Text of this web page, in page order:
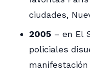
ciudades,
2005 – en El
policiales